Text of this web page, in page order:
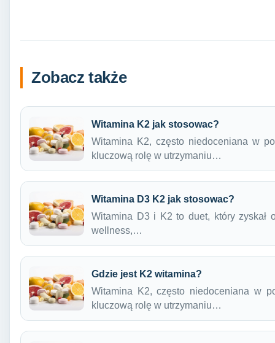
Zobacz także
Witamina K2 jak stosowac?
Witamina K2, często niedoceniana w
kluczową rolę w utrzymaniu…
Witamina D3 K2 jak stosowac?
Witamina D3 i K2 to duet, który zyskał
wellness,…
Gdzie jest K2 witamina?
Witamina K2, często niedoceniana w
kluczową rolę w utrzymaniu…